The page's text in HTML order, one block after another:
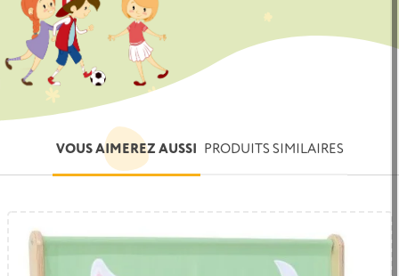
VOUS AIMEREZ AUSSI PRODUITS SIMILAIRES